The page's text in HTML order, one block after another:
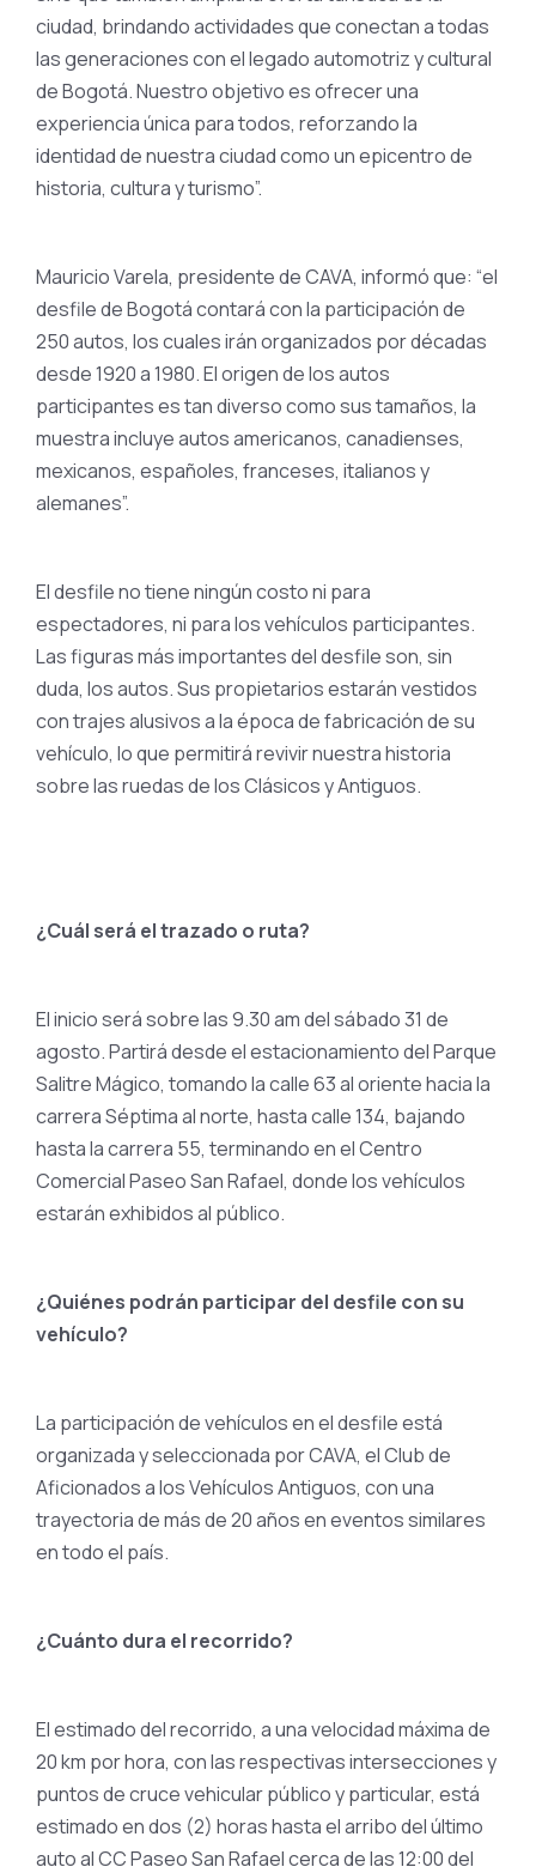
ciudad, brindando actividades que conectan a todas
las generaciones con el legado automotriz y cultural
de Bogotá. Nuestro objetivo es ofrecer una
experiencia única para todos, reforzando la
identidad de nuestra ciudad como un epicentro de
historia, cultura y turismo”.
Mauricio Varela, presidente de CAVA, informó que: “el
desfile de Bogotá contará con la participación de
250 autos, los cuales irán organizados por décadas
desde 1920 a 1980. El origen de los autos
participantes es tan diverso como sus tamaños, la
muestra incluye autos americanos, canadienses,
mexicanos, españoles, franceses, italianos y
alemanes”.
El desfile no tiene ningún costo ni para
espectadores, ni para los vehículos participantes.
Las figuras más importantes del desfile son, sin
duda, los autos. Sus propietarios estarán vestidos
con trajes alusivos a la época de fabricación de su
vehículo, lo que permitirá revivir nuestra historia
sobre las ruedas de los Clásicos y Antiguos.
¿Cuál será el trazado o ruta?
El inicio será sobre las 9.30 am del sábado 31 de
agosto. Partirá desde el estacionamiento del Parque
Salitre Mágico, tomando la calle 63 al oriente hacia la
carrera Séptima al norte, hasta calle 134, bajando
hasta la carrera 55, terminando en el Centro
Comercial Paseo San Rafael, donde los vehículos
estarán exhibidos al público.
¿Quiénes podrán participar del desfile con su
vehículo?
La participación de vehículos en el desfile está
organizada y seleccionada por CAVA, el Club de
Aficionados a los Vehículos Antiguos, con una
trayectoria de más de 20 años en eventos similares
en todo el país.
¿Cuánto dura el recorrido?
El estimado del recorrido, a una velocidad máxima de
20 km por hora, con las respectivas intersecciones y
puntos de cruce vehicular público y particular, está
estimado en dos (2) horas hasta el arribo del último
auto al CC Paseo San Rafael cerca de las 12:00 del